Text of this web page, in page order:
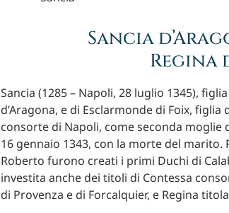
Sancia
Regina
Sancia (1285 – Napoli, 28 luglio 1345),
d’Aragona, e di Esclarmonde di Foix,
consorte di Napoli, come seconda moglie
16 gennaio 1343, con la morte del
Roberto furono creati i primi Duchi di
investita anche dei titoli di Contessa
di Provenza e di Forcalquier, e Regina